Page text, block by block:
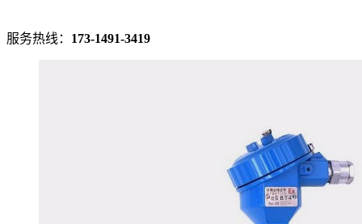
服务热线： 173-1491-3419